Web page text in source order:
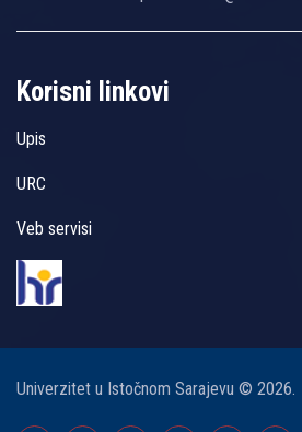
Korisni linkovi
Upis
URC
Veb servisi
Univerzitet u Istočnom Sarajevu © 2026.